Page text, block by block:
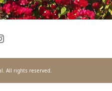
All rights reserved.